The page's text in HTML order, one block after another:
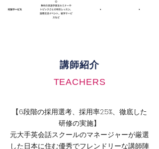
講師紹介
TEACHERS
【6段階の採用選考、採用率2.5%、徹底した
研修の実施】
元大手英会話スクールのマネージャーが厳選
した日本に住む優秀でフレンドリーな講師陣